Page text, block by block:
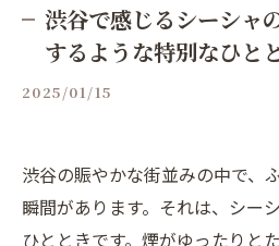
渋谷で感じるシーシャ
するような特別なひと
2025/01/15
渋谷の賑やかな街並みの中で、
瞬間があります。それは、シー
ひとときです。煙がゆったりと